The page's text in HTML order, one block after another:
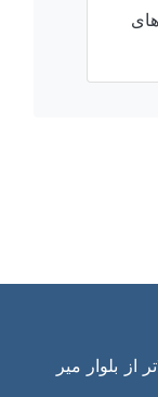
از بلوار میر